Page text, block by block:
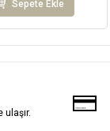
Sepete Ekle